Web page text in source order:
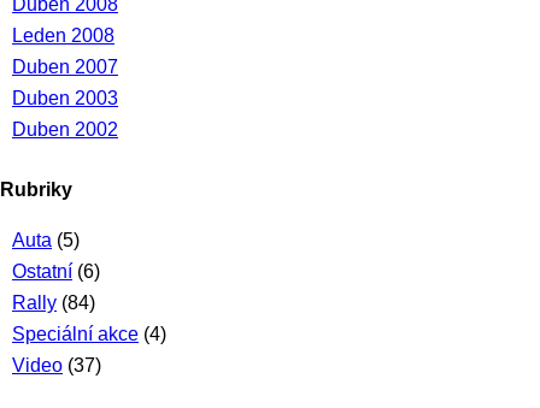
Duben 2008
Leden 2008
Duben 2007
Duben 2003
Duben 2002
Rubriky
Auta (5)
Ostatní (6)
Rally (84)
Speciální akce (4)
Video (37)